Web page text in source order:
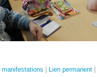
manifestations Lien permanent